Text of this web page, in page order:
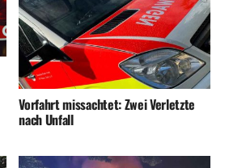
Vorfahrt missachtet: Zwei Verletzte
nach Unfall